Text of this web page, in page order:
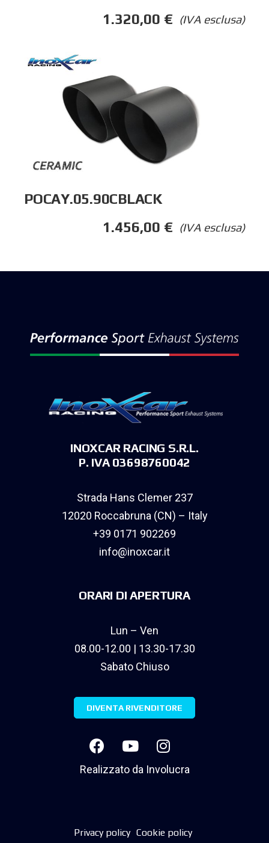
(IVA esclusa)
1.320,00 €
POCAY.05.90CBLACK
(IVA esclusa)
1.456,00 €
INOXCAR RACING S.R.L.
P. IVA 03698760042
Strada Hans Clemer 237
12020 Roccabruna (CN) – Italy
+39 0171 902269
info@inoxcar.it
ORARI DI APERTURA
Lun – Ven
08.00-12.00 | 13.30-17.30
Sabato Chiuso
DIVENTA RIVENDITORE
Realizzato da Involucra
Privacy policy Cookie policy